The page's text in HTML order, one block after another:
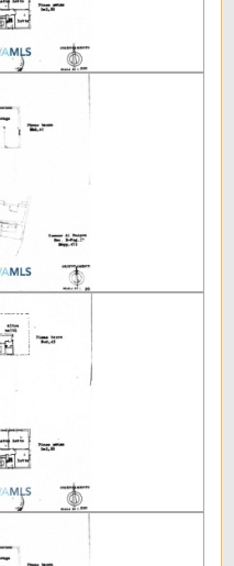
livelli
Autonomo
1966
al rogito